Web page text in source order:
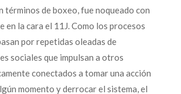
términos de boxeo, fue noqueado con
en la cara el 11J. Como los procesos
por repetidas oleadas de
sociales que impulsan a otros
conectados a tomar una acción
momento y derrocar el sistema, el